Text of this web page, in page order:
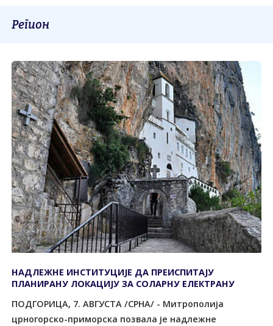
Регион
НАДЛЕЖНЕ ИНСТИТУЦИЈЕ ДА ПРЕИСПИТАЈУ
ПЛАНИРАНУ ЛОКАЦИЈУ ЗА СОЛАРНУ ЕЛЕКТРАНУ
ПОДГОРИЦА, 7. АВГУСТА /СРНА/ - Митрополија
црногорско-приморска позвала је надлежне